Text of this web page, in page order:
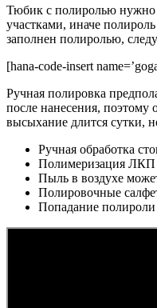
Тюбик с полиролью нужно
участками, иначе
заполнен полиролью,
[hana-code-insert
Ручная полировка
после нанесения, поэтому
высыхание длится сутки,
Ручная обработка
Полимеризация ЛКП
Пыль в воздухе
Полировочные
Попадание полироли